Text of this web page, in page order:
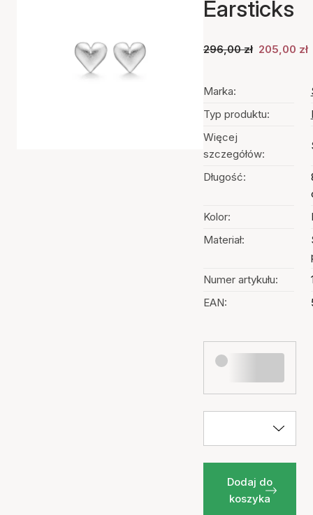
Earsticks
296,00 zł 205,00 zł
Marka:
Typ produktu:
Więcej
szczegółów:
Długość:
Kolor:
Materiał:
Numer artykułu:
EAN:
Dodaj do
koszyka